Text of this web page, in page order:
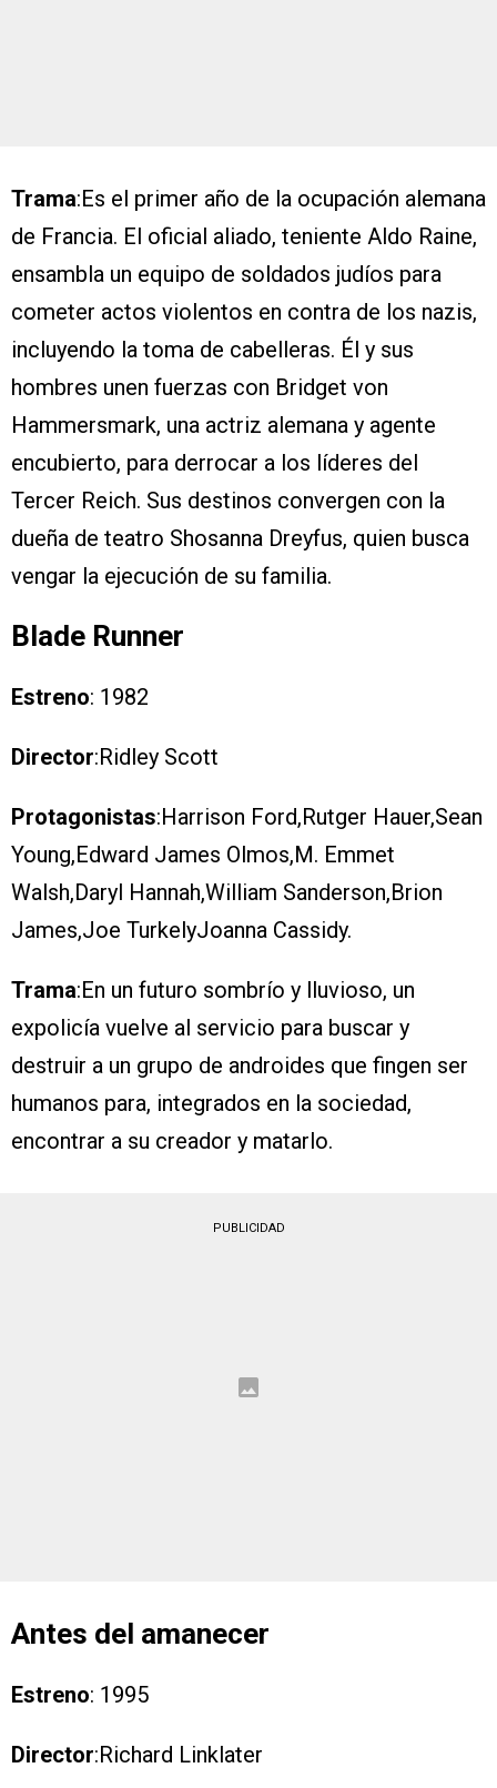
Trama:Es el primer año de la ocupación alemana
de Francia. El oficial aliado, teniente Aldo Raine,
ensambla un equipo de soldados judíos para
cometer actos violentos en contra de los nazis,
incluyendo la toma de cabelleras. Él y sus
hombres unen fuerzas con Bridget von
Hammersmark, una actriz alemana y agente
encubierto, para derrocar a los líderes del
Tercer Reich. Sus destinos convergen con la
dueña de teatro Shosanna Dreyfus, quien busca
vengar la ejecución de su familia.
Blade Runner
Estreno: 1982
Director:Ridley Scott
Protagonistas:Harrison Ford,Rutger Hauer,Sean
Young,Edward James Olmos,M. Emmet
Walsh,Daryl Hannah,William Sanderson,Brion
James,Joe TurkelyJoanna Cassidy.
Trama:En un futuro sombrío y lluvioso, un
expolicía vuelve al servicio para buscar y
destruir a un grupo de androides que fingen ser
humanos para, integrados en la sociedad,
encontrar a su creador y matarlo.
PUBLICIDAD
Antes del amanecer
Estreno: 1995
Director:Richard Linklater